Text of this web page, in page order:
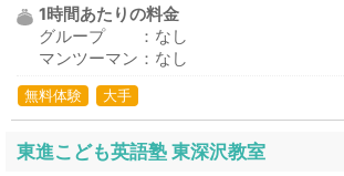
1時間あたりの料金
グループ ：なし
マンツーマン：なし
無料体験 大手
東進こども英語塾 東深沢教室